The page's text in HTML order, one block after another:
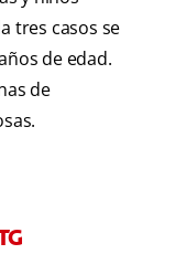
tres casos se
de edad.
de